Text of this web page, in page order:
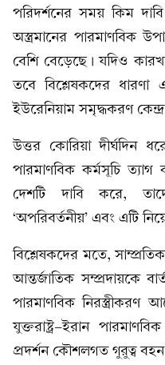
পরিদর্শনের সময় কিম
অস্ত্রমানের পারমাণবিক
বেশি বেড়েছে। যদিও
তবে বিশ্লেষকদের ধারণা
ইউরেনিয়াম সমৃদ্ধকরণ
উত্তর কোরিয়া দীর্ঘদিন
পারমাণবিক কর্মসূচি
দেশটি দাবি করে,
‘অপরিবর্তনীয়’ এবং এটি
বিশ্লেষকদের মতে,
আন্তর্জাতিক সম্প্রদায়কে
পারমাণবিক
যুক্তরাষ্ট্র-ইরান
প্রদর্শন কৌশলগত গুরুত্ব